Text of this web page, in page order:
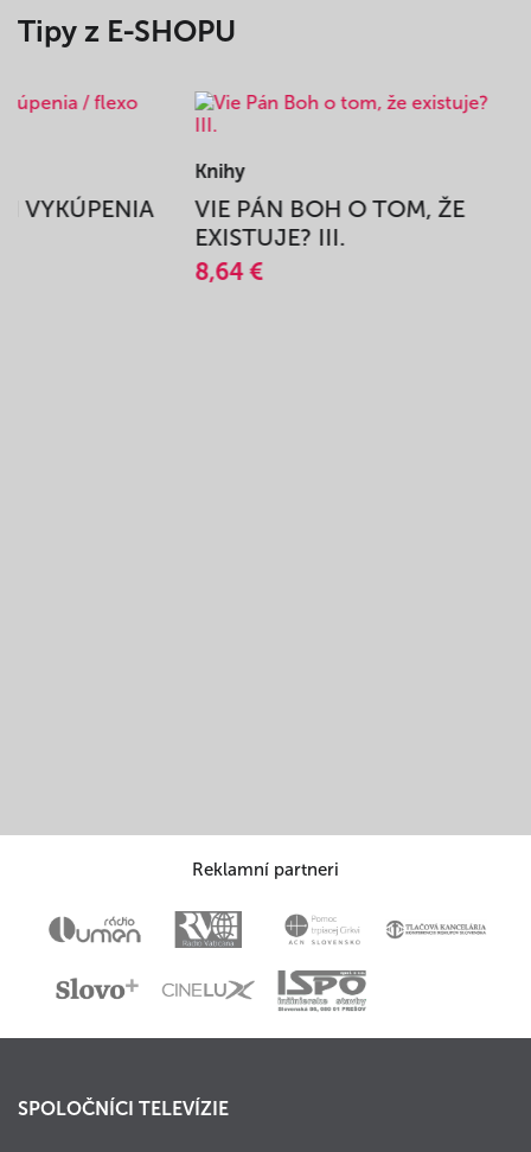
Tipy z E-SHOPU
VYKÚPENIA
Knihy
VIE PÁN BOH O TOM, ŽE
EXISTUJE? III.
8,64 €
Reklamní partneri
SPOLOČNÍCI TELEVÍZIE